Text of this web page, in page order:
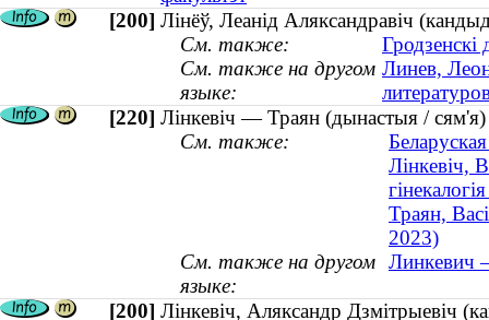
[200] Лінёў, Леанід Аляксандравіч
См. также:
Гродзенскі
См. также на другом
языке:
Линев,
[220] Лінкевіч — Траян (дынастыя / сям'я)
См. также:
Лінкевіч,
Траян,
2023)
См. также на другом
языке:
Линкевич
[200] Лінкевіч, Аляксандр Дзмітрыевіч